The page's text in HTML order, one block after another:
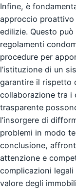
Infine, è
approccio
edilizie. Questo può
regolamenti
procedure per
l’istituzione di un
garantire il rispetto
collaborazione tra i
trasparente
l’insorgere di
problemi in modo
conclusione,
attenzione e
complicazioni
valore degli